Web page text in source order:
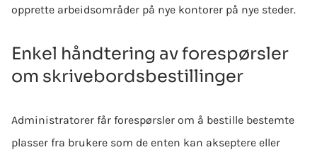
opprette arbeidsområder på nye kontorer på nye steder.
Enkel håndtering av forespørsler
om skrivebordsbestillinger
Administratorer får forespørsler om å bestille bestemte
plasser fra brukere som de enten kan akseptere eller